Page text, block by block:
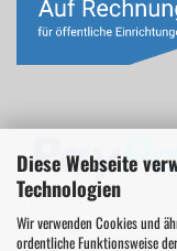
Diese Webseite
Technologien
Wir verwenden Cookies und
ordentliche Funktionsweise